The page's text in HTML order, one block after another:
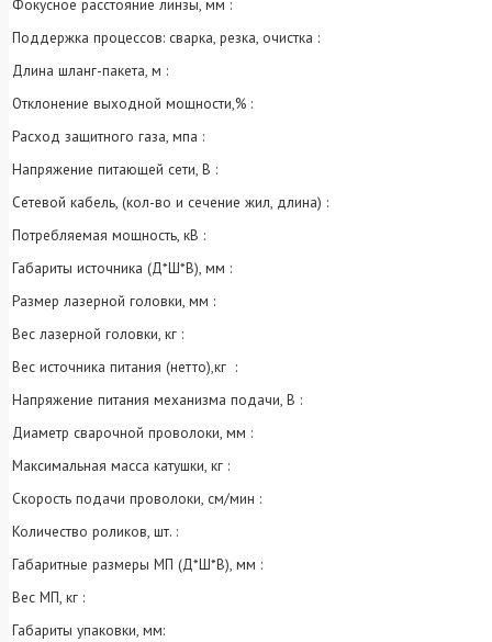
Фокусное расстояние линзы, мм :
Поддержка процессов: сварка, резка, очистка :
Длина шланг-пакета, м :
Отклонение выходной мощности,% :
Расход защитного газа, мпа :
Напряжение питающей сети, В :
Сетевой кабель, (кол-во и сечение жил, длина) :
Потребляемая мощность, кВ :
Габариты источника (Д*Ш*В), мм :
Размер лазерной головки, мм :
Вес лазерной головки, кг :
Вес источника питания (нетто),кг :
Напряжение питания механизма подачи, В :
Диаметр сварочной проволоки, мм :
Максимальная масса катушки, кг :
Скорость подачи проволоки, см/мин :
Количество роликов, шт. :
Габаритные размеры МП (Д*Ш*В), мм :
Вес МП, кг :
Габариты упаковки, мм: